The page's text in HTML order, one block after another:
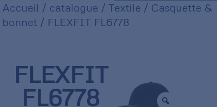
Accueil / catalogue / Textile / Casquette &
bonnet / FLEXFIT FL6778
FLEXFIT
FL6778